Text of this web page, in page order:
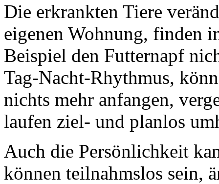
Die erkrankten Tiere
eigenen Wohnung, finden
Beispiel den Futternapf
Tag-Nacht-Rhythmus,
nichts mehr anfangen,
laufen ziel- und planlos
Auch die Persönlichkeit
können teilnahmslos sein,